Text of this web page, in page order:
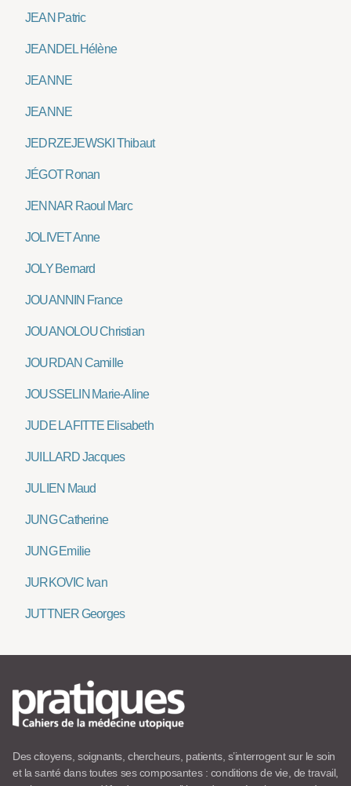
JEAN Patric
JEANDEL Hélène
JEANNE
JEANNE
JEDRZEJEWSKI Thibaut
JÉGOT Ronan
JENNAR Raoul Marc
JOLIVET Anne
JOLY Bernard
JOUANNIN France
JOUANOLOU Christian
JOURDAN Camille
JOUSSELIN Marie-Aline
JUDE LAFITTE Elisabeth
JUILLARD Jacques
JULIEN Maud
JUNG Catherine
JUNG Emilie
JURKOVIC Ivan
JUTTNER Georges
Des citoyens, soignants, chercheurs, patients, s’interrogent sur le soin
et la santé dans toutes ses composantes : conditions de vie, de travail,